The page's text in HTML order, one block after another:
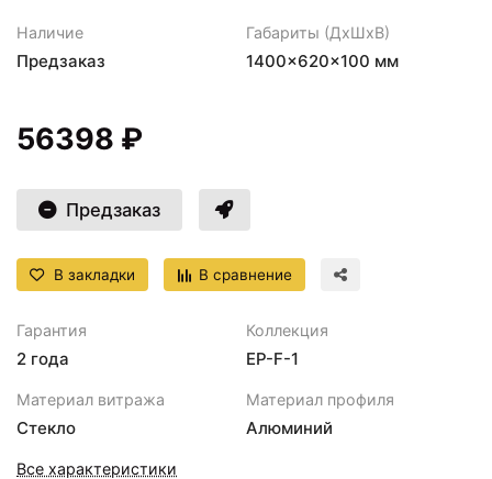
Наличие
Предзаказ
Габариты (ДхШхВ)
1400×620×100 мм
56398 ₽
Предзаказ
В закладки В сравнение
Гарантия
2 года
Коллекция
EP-F-1
Материал витража
Стекло
Материал профиля
Алюминий
Все характеристики